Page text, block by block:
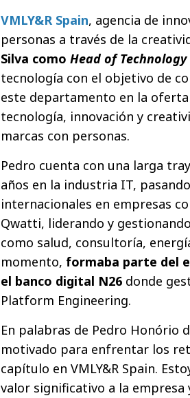
VMLY&R Spain, agencia de
personas a través de la
Silva como Head of Technology
tecnología con el objetivo de
este departamento en la
tecnología, innovación y
marcas con personas.
Pedro cuenta con una larga
años en la industria IT,
internacionales en empresas
Qwatti, liderando y
como salud, consultoría,
momento, formaba parte del
el banco digital N26 donde
Platform Engineering.
En palabras de Pedro Honório
motivado para enfrentar los
capítulo en VMLY&R Spain.
valor significativo a la